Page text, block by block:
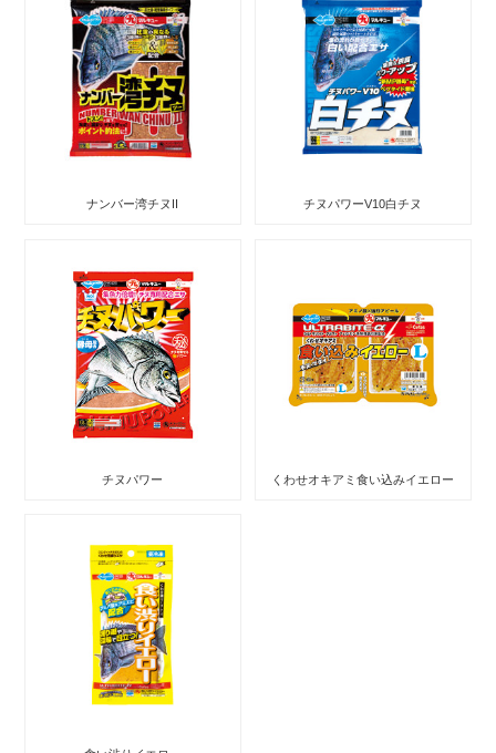
ナンバー湾チヌII チヌパワーV10白チヌ
チヌパワー くわせオキアミ食い込みイエロー